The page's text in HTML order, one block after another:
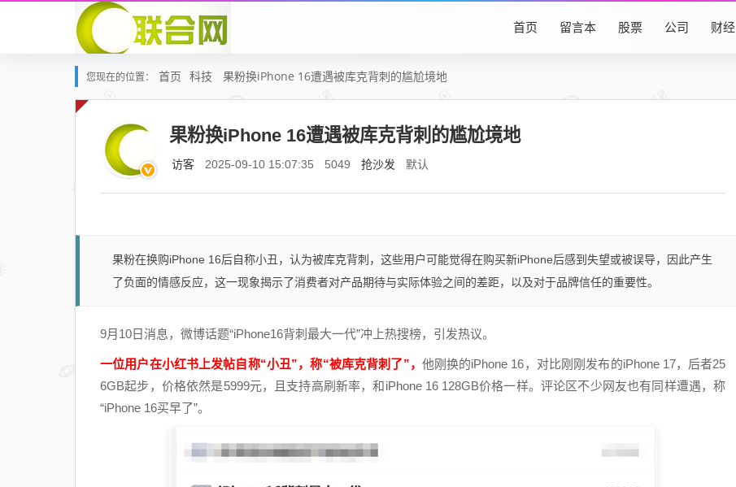
首页 留言本 股票 公司 财经
您现在的位置： 首页 科技 果粉换iPhone 16遭遇被库克背刺的尴尬境地
果粉换iPhone 16遭遇被库克背刺的尴尬境地
访客 2025-09-10 15:07:35 5049 抢沙发 默认
果粉在换购iPhone 16后自称小丑，认为被库克背刺，这些用户可能觉得在购买新iPhone后感到失望或被误导，因此产生
了负面的情感反应，这一现象揭示了消费者对产品期待与实际体验之间的差距，以及对于品牌信任的重要性。
9月10日消息，微博话题“iPhone16背刺最大一代”冲上热搜榜，引发热议。
一位用户在小红书上发帖自称“小丑”，称“被库克背刺了”， 他刚换的iPhone 16，对比刚刚发布的iPhone 17，后者25
6GB起步，价格依然是5999元，且支持高刷新率，和iPhone 16 128GB价格一样。评论区不少网友也有同样遭遇，称
“iPhone 16买早了”。